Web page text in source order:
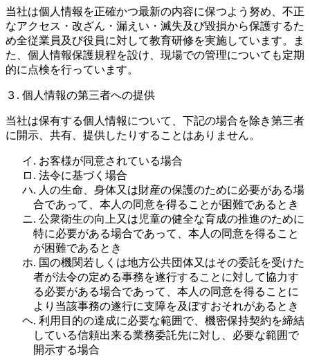
当社は個人情報を正確かつ最新の内容に保つよう努め、不正
なアクセス・改ざん・漏えい・滅失及び毀損から保護するた
め全従業員及び役員に対して教育研修を実施しています。ま
た、個人情報保護規程を設け、現場での管理についても定期
的に点検を行っています。
３. 個人情報の第三者への提供
当社は保有する個人情報について、下記の場合を除き第三者
に開示、共有、提供したりすることはありません。
イ. お客様が同意されている場合
ロ. 法令に基づく場合
ハ. 人の生命、身体又は財産の保護のために必要がある場
合であって、本人の同意を得ることが困難であるとき
ニ. 公衆衛生の向上又は児童の健全な育成の推進のために
特に必要がある場合であって、本人の同意を得ること
が困難であるとき
ホ. 国の機関若しくは地方公共団体又はその委託を受けた
者が法令の定める事務を遂行することに対して協力す
る必要がある場合であって、本人の同意を得ることに
より当該事務の遂行に支障を及ぼすおそれがあるとき
ヘ. 利用目的の達成に必要な範囲で、機密保持契約を締結
している信頼出来る業務委託先に対し、必要な範囲で
開示する場合